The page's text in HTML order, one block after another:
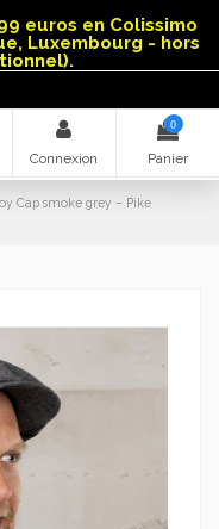
euros en Colissimo
Luxembourg - hors
Connexion
0
Panier
Cap smoke grey – Pike